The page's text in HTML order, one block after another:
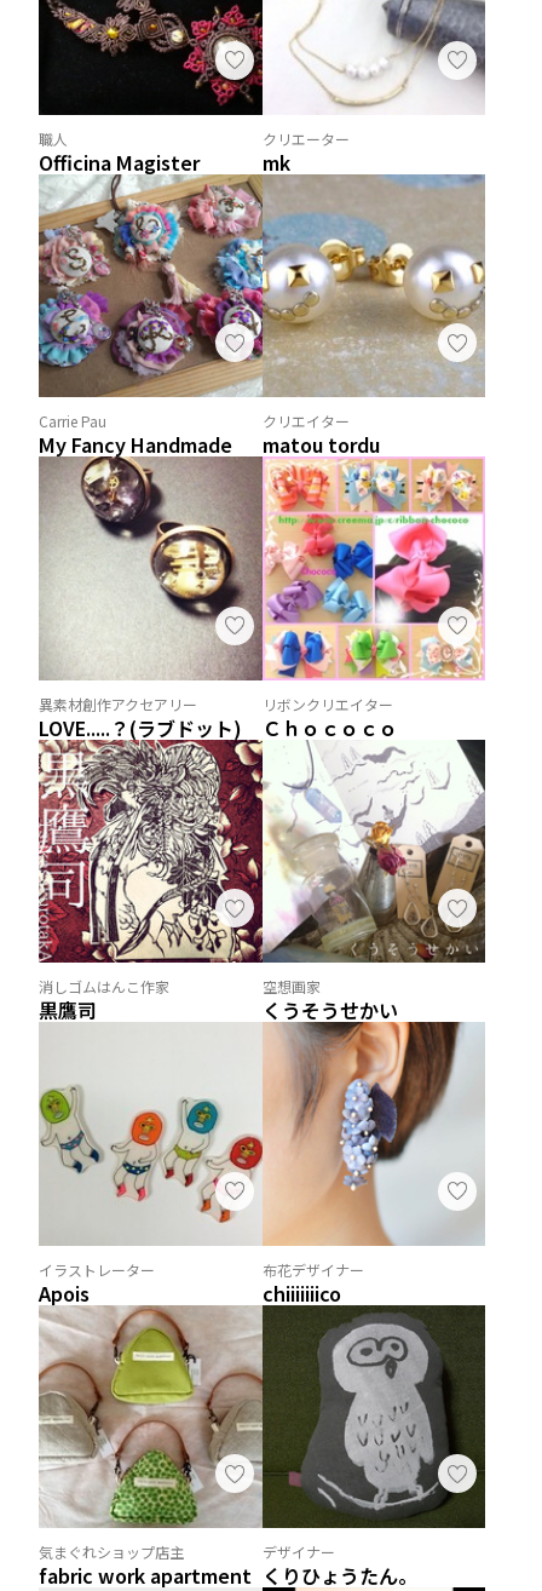
職人
Officina Magister
クリエーター
mk
Carrie Pau
My Fancy Handmade
クリエイター
matou tordu
異素材創作アクセアリー
LOVE.....？(ラブドット)
リボンクリエイター
Ｃｈｏｃｏｃｏ
消しゴムはんこ作家
黒鷹司
空想画家
くうそうせかい
イラストレーター
Apois
布花デザイナー
chiiiiiiico
気まぐれショップ店主
fabric work apartment
デザイナー
くりひょうたん。